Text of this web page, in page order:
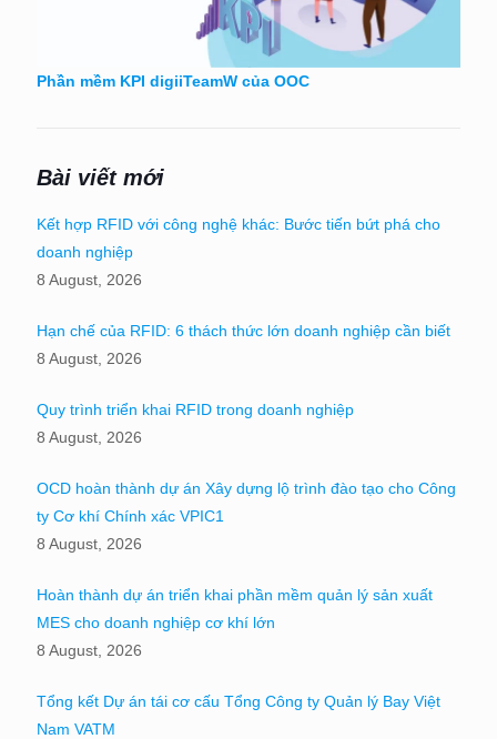
Phần mềm KPI digiiTeamW của OOC
Bài viết mới
Kết hợp RFID với công nghệ khác: Bước tiến bứt phá cho
doanh nghiệp
8 August, 2026
Hạn chế của RFID: 6 thách thức lớn doanh nghiệp cần biết
8 August, 2026
Quy trình triển khai RFID trong doanh nghiệp
8 August, 2026
OCD hoàn thành dự án Xây dựng lộ trình đào tạo cho Công
ty Cơ khí Chính xác VPIC1
8 August, 2026
Hoàn thành dự án triển khai phần mềm quản lý sản xuất
MES cho doanh nghiệp cơ khí lớn
8 August, 2026
Tổng kết Dự án tái cơ cấu Tổng Công ty Quản lý Bay Việt
Nam VATM